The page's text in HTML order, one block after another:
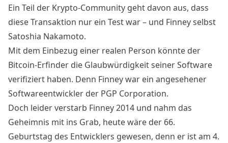
Ein Teil der Krypto-Community geht davon aus, dass
diese Transaktion nur ein Test war – und Finney selbst
Satoshia Nakamoto.
Mit dem Einbezug einer realen Person könnte der
Bitcoin-Erfinder die Glaubwürdigkeit seiner Software
verifiziert haben. Denn Finney war ein angesehener
Softwareentwickler der PGP Corporation.
Doch leider verstarb Finney 2014 und nahm das
Geheimnis mit ins Grab, heute wäre der 66.
Geburtstag des Entwicklers gewesen, denn er ist am 4.